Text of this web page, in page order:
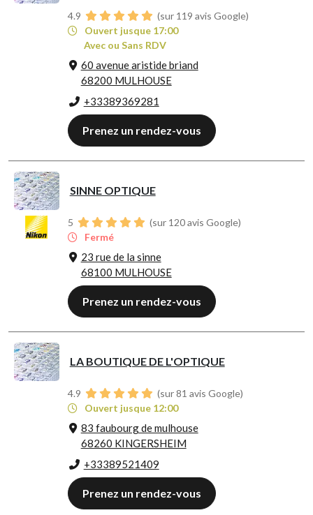
4.9
(sur 119 avis Google)
Ouvert jusque 17:00
Avec ou Sans RDV
60 avenue aristide briand
68200 MULHOUSE
+33389369281
Prenez un rendez-vous
SINNE OPTIQUE
5
(sur 120 avis Google)
Fermé
23 rue de la sinne
68100 MULHOUSE
Prenez un rendez-vous
LA BOUTIQUE DE L'OPTIQUE
4.9
(sur 81 avis Google)
Ouvert jusque 12:00
83 faubourg de mulhouse
68260 KINGERSHEIM
+33389521409
Prenez un rendez-vous